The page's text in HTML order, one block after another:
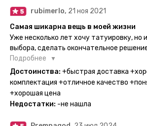
настоящей. Главное, не стараться
тату на какой-то маленький участок
запястье) - вследствие чего могут
какие-то части рисунка. Но это, скажем
вы берёте на себя сами ;)
rubimerlo, 21 ноя 2021
Самая шикарна вещь в моей жизни
Уже несколько лет хочу татуировку, но
выбора, сделать окончательное
Поэтому everink стали для меня
только тату пришли, я сразу понеслась
отметить, что у everink очень большой
доставки, что значительно упрощает
тату. Посылка была упакованна в
конверт, внутри оказалась ещё одна
дизайнерским принтом. Комплектация
Подробнее
Достоинства: +быстрая доставка
комплектация +отличное качество
+хорошая цена
Недостатки: -не нашла